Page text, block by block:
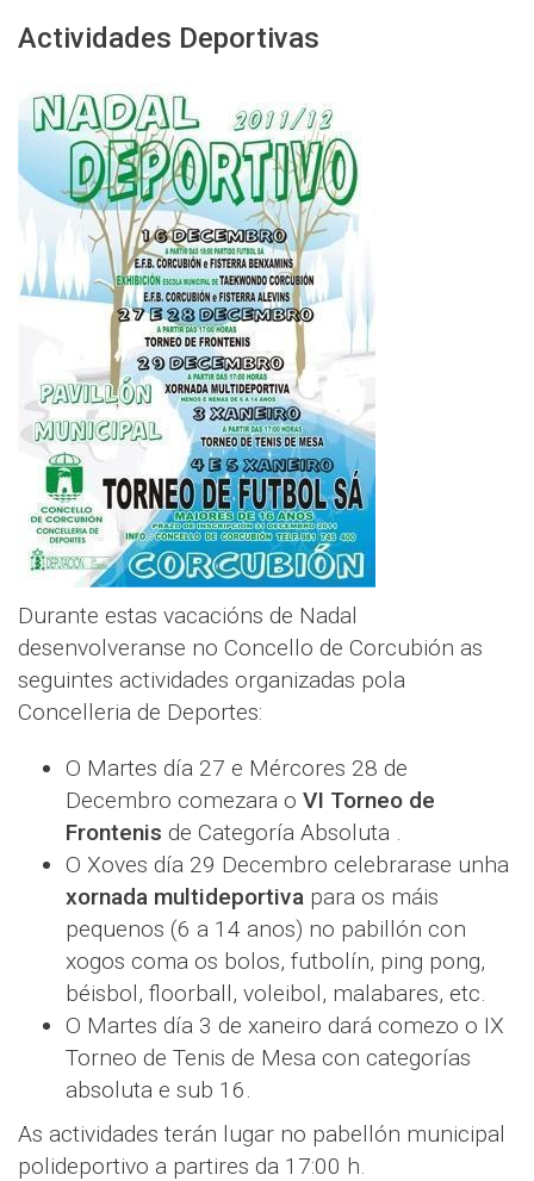
Actividades Deportivas
Durante estas vacacións de Nadal
desenvolveranse no Concello de Corcubión as
seguintes actividades organizadas pola
Concelleria de Deportes:
O Martes día 27 e Mércores 28 de
Decembro comezara o VI Torneo de
Frontenis de Categoría Absoluta .
O Xoves día 29 Decembro celebrarase unha
xornada multideportiva para os máis
pequenos (6 a 14 anos) no pabillón con
xogos coma os bolos, futbolín, ping pong,
béisbol, floorball, voleibol, malabares, etc.
O Martes día 3 de xaneiro dará comezo o IX
Torneo de Tenis de Mesa con categorías
absoluta e sub 16.
As actividades terán lugar no pabellón municipal
polideportivo a partires da 17:00 h.